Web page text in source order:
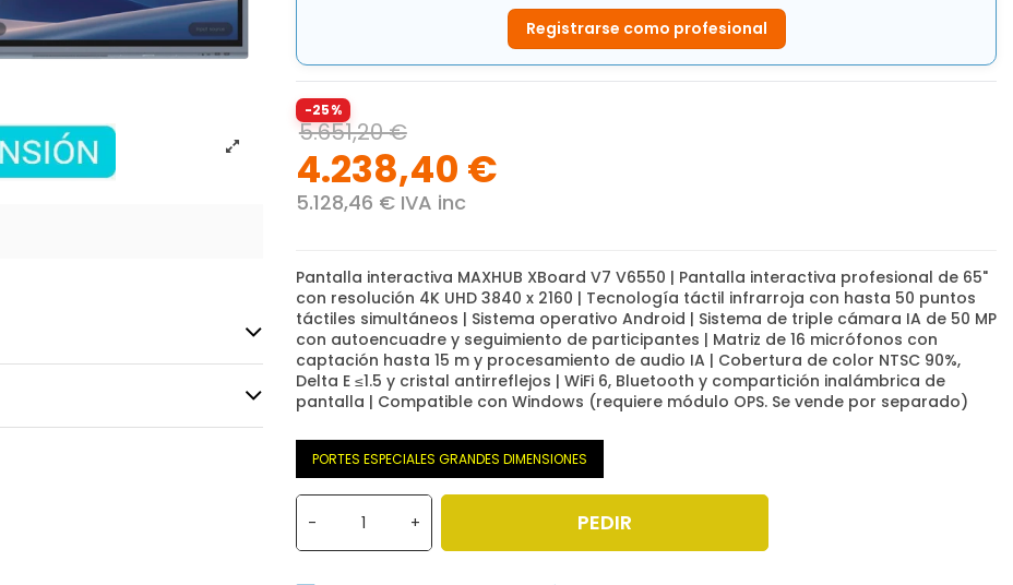
Registrarse como profesional
-25%
5.651,20 €
4.238,40 €
5.128,46 € IVA inc
Pantalla interactiva MAXHUB XBoard V7 V6550 | Pantalla interactiva profesional de 65"
con resolución 4K UHD 3840 x 2160 | Tecnología táctil infrarroja con hasta 50 puntos
táctiles simultáneos | Sistema operativo Android | Sistema de triple cámara IA de 50 MP
con autoencuadre y seguimiento de participantes | Matriz de 16 micrófonos con
captación hasta 15 m y procesamiento de audio IA | Cobertura de color NTSC 90%,
Delta E ≤1.5 y cristal antirreflejos | WiFi 6, Bluetooth y compartición inalámbrica de
pantalla | Compatible con Windows (requiere módulo OPS. Se vende por separado)
PORTES ESPECIALES GRANDES DIMENSIONES
- + PEDIR